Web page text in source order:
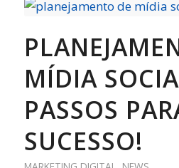
MÍDIA
PASSOS
SUCESSO!